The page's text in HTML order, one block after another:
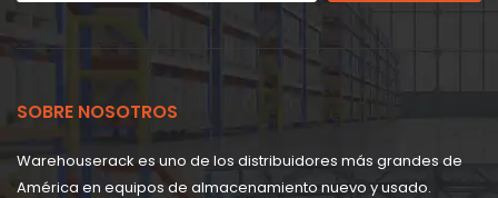
SOBRE NOSOTROS
Warehouserack es uno de los distribuidores más grandes de
América en equipos de almacenamiento nuevo y usado.